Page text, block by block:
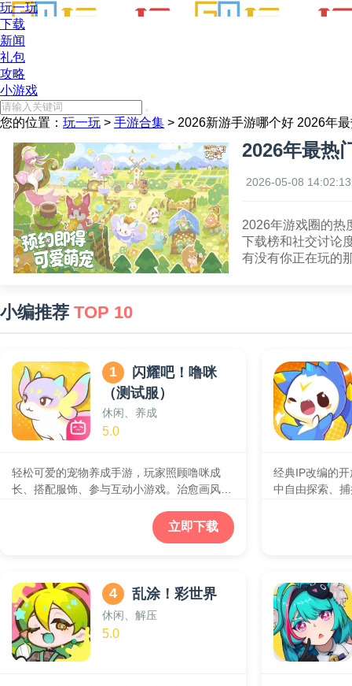
玩一玩
下载
新闻
礼包
攻略
小游戏
您的位置： 玩一玩 > 手游合集 > 2026新游手游哪个好 2026年
2026年最热
2026-05-08 14:02:13
2026年游戏圈的热
下载榜和社交讨论
有没有你正在玩的
小编推荐 TOP 10
1
闪耀吧！噜咪
（测试服）
休闲、养成
5.0
轻松可爱的宠物养成手游，玩家照顾噜咪成
长、搭配服饰、参与互动小游戏。治愈画风与
立即下载
经典IP改编的
中自由探索、
4 乱涂！彩世界
休闲、解压
5.0